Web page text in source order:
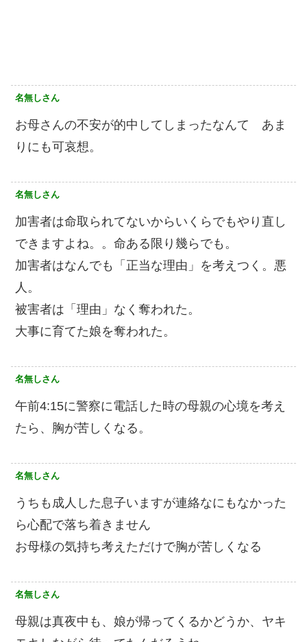
名無しさん
お母さんの不安が的中してしまったなんて あま
りにも可哀想。
名無しさん
加害者は命取られてないからいくらでもやり直し
できますよね。。命ある限り幾らでも。
加害者はなんでも「正当な理由」を考えつく。悪
人。
被害者は「理由」なく奪われた。
大事に育てた娘を奪われた。
名無しさん
午前4:15に警察に電話した時の母親の心境を考え
たら、胸が苦しくなる。
名無しさん
うちも成人した息子いますが連絡なにもなかった
ら心配で落ち着きません
お母様の気持ち考えただけで胸が苦しくなる
名無しさん
母親は真夜中も、娘が帰ってくるかどうか、ヤキ